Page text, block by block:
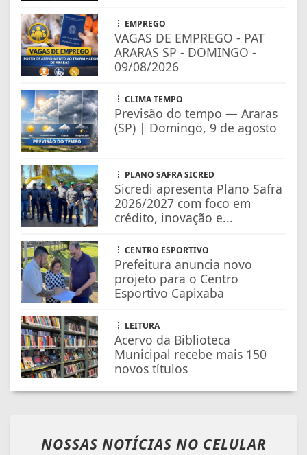
EMPREGO
VAGAS DE EMPREGO - PAT
ARARAS SP - DOMINGO -
09/08/2026
CLIMA TEMPO
Previsão do tempo — Araras
(SP) | Domingo, 9 de agosto
PLANO SAFRA SICRED
Sicredi apresenta Plano Safra
2026/2027 com foco em
crédito, inovação e...
CENTRO ESPORTIVO
Prefeitura anuncia novo
projeto para o Centro
Esportivo Capixaba
LEITURA
Acervo da Biblioteca
Municipal recebe mais 150
novos títulos
NOSSAS NOTÍCIAS NO CELULAR